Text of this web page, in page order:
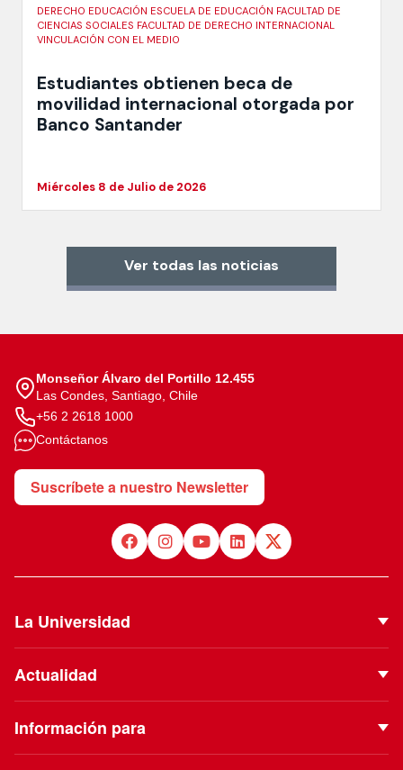
DERECHO EDUCACIÓN ESCUELA DE EDUCACIÓN FACULTAD DE
CIENCIAS SOCIALES FACULTAD DE DERECHO INTERNACIONAL
VINCULACIÓN CON EL MEDIO
Estudiantes obtienen beca de
movilidad internacional otorgada por
Banco Santander
Miércoles 8 de Julio de 2026
Ver todas las noticias
Monseñor Álvaro del Portillo 12.455
Las Condes, Santiago, Chile
+56 2 2618 1000
Contáctanos
Suscríbete a nuestro Newsletter
La Universidad
Proyecto Institucional
Vinculación con el Medio
Actualidad
Información para